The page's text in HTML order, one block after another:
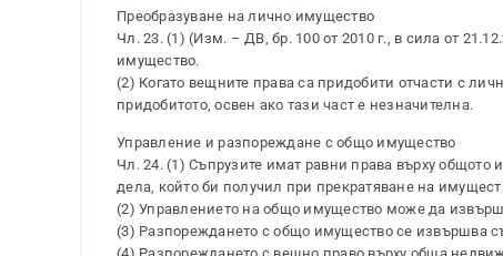
Преобразуване на лично имущество
Чл. 23. (1) (Изм. – ДВ, бр. 100 от 2010 г., в сила от
имущество.
(2) Когато вещните права са придобити отчасти с
придобитото, освен ако тази част е незначителна.
Управление и разпореждане с общо имущество
Чл. 24. (1) Съпрузите имат равни права върху
дела, който би получил при прекратяване на
(2) Управлението на общо имущество може да
(3) Разпореждането с общо имущество се извършва